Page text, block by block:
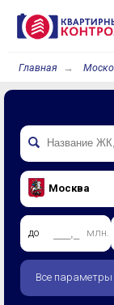
Главная
Москва
до млн.
Все параметры